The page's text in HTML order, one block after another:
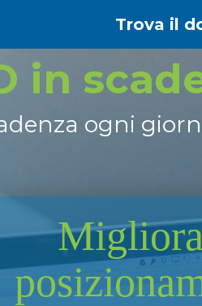
Trova il
in
ogni